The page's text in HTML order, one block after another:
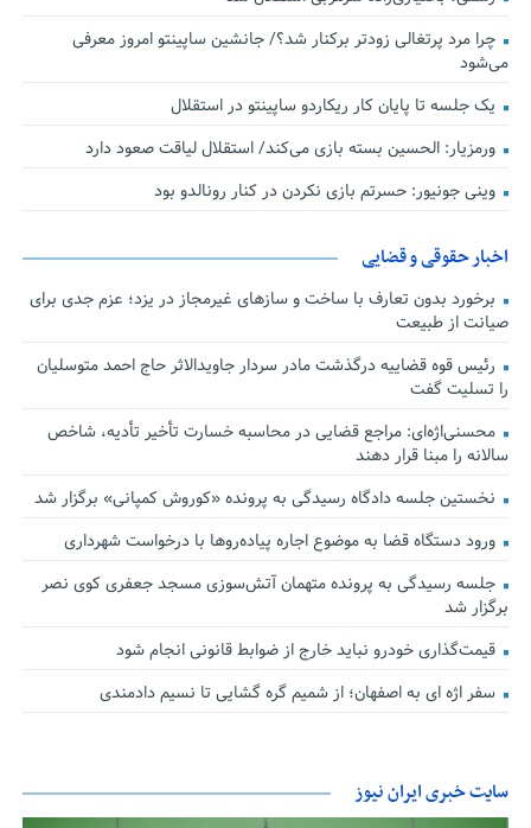
چرا مرد پرتغالی زودتر برکنار شد؟/ جانشین ساپینتو امروز معرفی
می‌شود
یک جلسه تا پایان کار ریکاردو ساپینتو در استقلال
ورمزیار: الحسین بسته بازی می‌کند/ استقلال لیاقت صعود دارد
وینی جونیور: حسرتم بازی نکردن در کنار رونالدو بود
اخبار حقوقی و قضایی
برخورد بدون تعارف با ساخت‌ و سازهای غیرمجاز در یزد؛ عزم جدی برای
صیانت از طبیعت
رئیس قوه قضاییه درگذشت مادر سردار جاویدالاثر حاج احمد متوسلیان
را تسلیت گفت
محسنی‌اژه‌ای: مراجع قضایی در محاسبه خسارت تأخیر تأدیه، شاخص
سالانه را مبنا قرار دهند
نخستین جلسه دادگاه رسیدگی به پرونده «کوروش کمپانی» برگزار شد
ورود دستگاه قضا به موضوع اجاره پیاده‌روها با درخواست شهرداری
جلسه رسیدگی به پرونده متهمان آتش‌سوزی مسجد جعفری کوی نصر
برگزار شد
قیمت‌گذاری خودرو نباید خارج از ضوابط قانونی انجام شود
سفر اژه ای به اصفهان؛ از شمیم گره گشایی تا نسیم دادمندی
سایت خبری ایران نیوز